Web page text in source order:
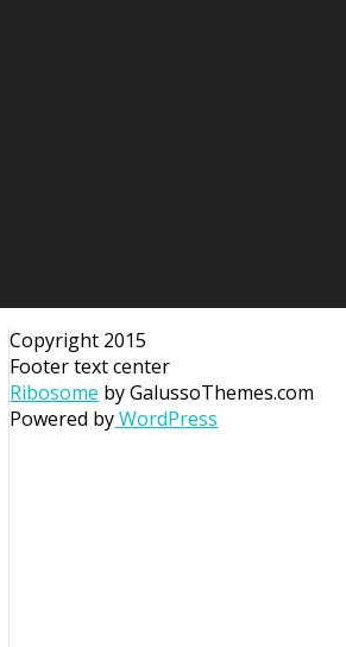
Copyright 2015
Footer text center
Ribosome by GalussoThemes.com
Powered byWordPress